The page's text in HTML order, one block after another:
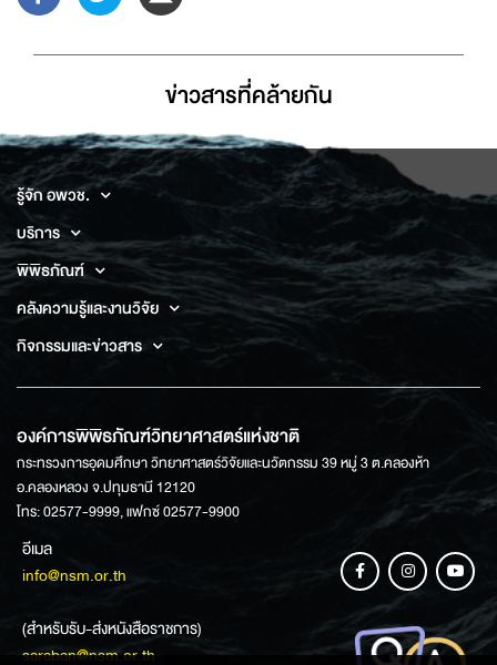
ข่าวสารที่่คล้ายกัน
รู้จัก อพวช.
บริการ
พิพิธภัณฑ์
คลังความรู้และงานวิจัย
กิจกรรมและข่าวสาร
องค์การพิพิธภัณฑ์วิทยาศาสตร์แห่งชาติ
กระทรวงการอุดมศึกษา วิทยาศาสตร์วิจัยและนวัตกรรม 39 หมู่ 3 ต.คลองห้า
อ.คลองหลวง จ.ปทุมธานี 12120
โทร: 02577-9999, แฟกซ์ 02577-9900
อีเมล
info@nsm.or.th
(สำหรับรับ-ส่งหนังสือราชการ)
saraban@nsm.or.th